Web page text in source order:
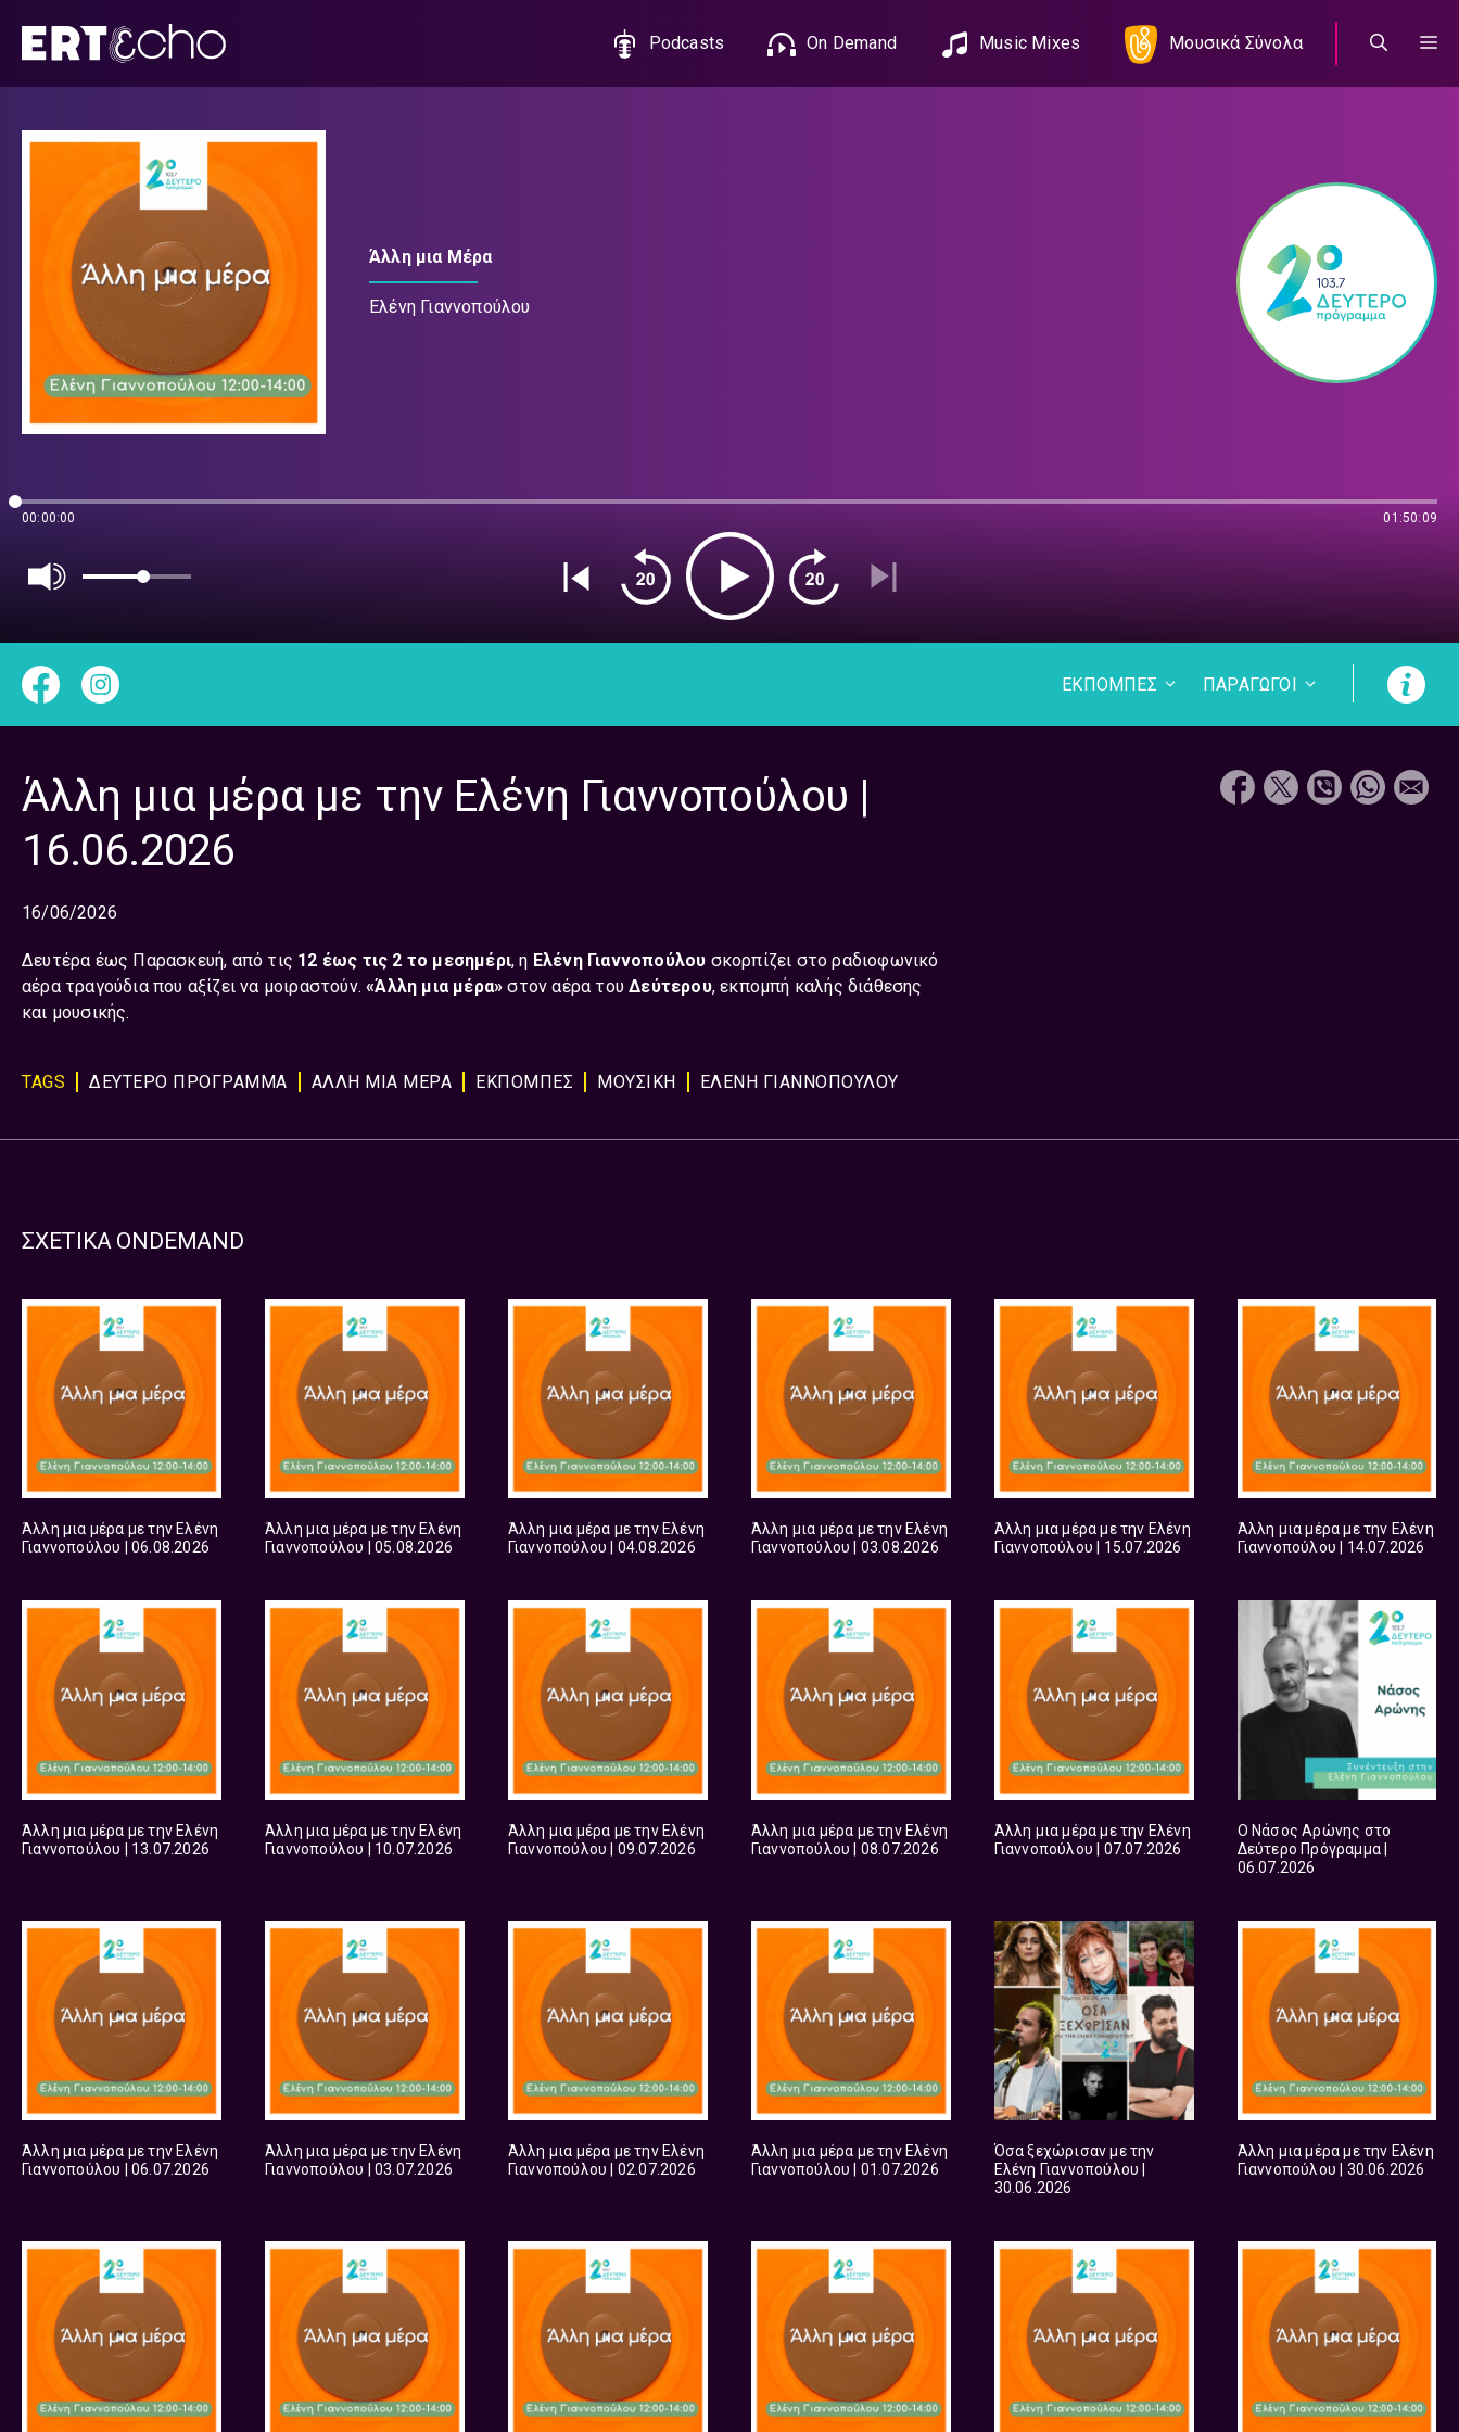
περιεχόμενο
Podcasts On Demand Music Mixes Μουσικά Σύνολα
Άλλη μια Μέρα
Ελένη Γιαννοπούλου
00:00:00 01:50:09
ΕΚΠΟΜΠΕΣ ΠΑΡΑΓΩΓΟΙ
Άλλη μια μέρα με την Ελένη Γιαννοπούλου |
16.06.2026
16/06/2026
Δευτέρα έως Παρασκευή, από τις 12 έως τις 2 το μεσημέρι, η Ελένη Γιαννοπούλου σκορπίζει στο ραδιοφωνικό
αέρα τραγούδια που αξίζει να μοιραστούν.«Άλλη μια μέρα» στον αέρα τουΔεύτερου, εκπομπή καλής διάθεσης
και μουσικής.
TAGS ΔΕΥΤΕΡΟ ΠΡΟΓΡΑΜΜΑ ΑΛΛΗ ΜΙΑ ΜΕΡΑ ΕΚΠΟΜΠΈΣ ΜΟΥΣΙΚΉ ΕΛΕΝΗ ΓΙΑΝΝΟΠΟΥΛΟΥ
ΣΧΕΤΙΚΑ ONDEMAND
Άλλη μια μέρα με την Ελένη
Γιαννοπούλου | 06.08.2026
Άλλη μια μέρα με την Ελένη
Γιαννοπούλου | 05.08.2026
Άλλη μια μέρα με την Ελένη
Γιαννοπούλου | 04.08.2026
Άλλη μια μέρα με την Ελένη
Γιαννοπούλου | 03.08.2026
Άλλη μια μέρα με την Ελένη
Γιαννοπούλου | 15.07.2026
Άλλη μια μέρα με την Ελένη
Γιαννοπούλου | 14.07.2026
Άλλη μια μέρα με την Ελένη
Γιαννοπούλου | 13.07.2026
Άλλη μια μέρα με την Ελένη
Γιαννοπούλου | 10.07.2026
Άλλη μια μέρα με την Ελένη
Γιαννοπούλου | 09.07.2026
Άλλη μια μέρα με την Ελένη
Γιαννοπούλου | 08.07.2026
Άλλη μια μέρα με την Ελένη
Γιαννοπούλου | 07.07.2026
Ο Νάσος Αρώνης στο
Δεύτερο Πρόγραμμα |
06.07.2026
Άλλη μια μέρα με την Ελένη
Γιαννοπούλου | 06.07.2026
Άλλη μια μέρα με την Ελένη
Γιαννοπούλου | 03.07.2026
Άλλη μια μέρα με την Ελένη
Γιαννοπούλου | 02.07.2026
Άλλη μια μέρα με την Ελένη
Γιαννοπούλου | 01.07.2026
Όσα ξεχώρισαν με την
Ελένη Γιαννοπούλου |
30.06.2026
Άλλη μια μέρα με την Ελένη
Γιαννοπούλου | 30.06.2026